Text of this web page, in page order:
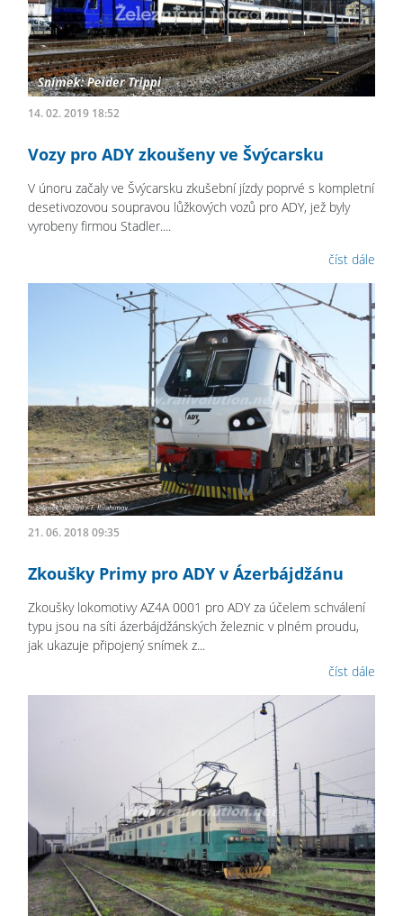
14. 02. 2019 18:52
Vozy pro ADY zkoušeny ve Švýcarsku
V únoru začaly ve Švýcarsku zkušební jízdy poprvé s kompletní
desetivozovou soupravou lůžkových vozů pro ADY, jež byly
vyrobeny firmou Stadler....
číst dále
21. 06. 2018 09:35
Zkoušky Primy pro ADY v Ázerbájdžánu
Zkoušky lokomotivy AZ4A 0001 pro ADY za účelem schválení
typu jsou na síti ázerbájdžánských železnic v plném proudu,
jak ukazuje připojený snímek z...
číst dále